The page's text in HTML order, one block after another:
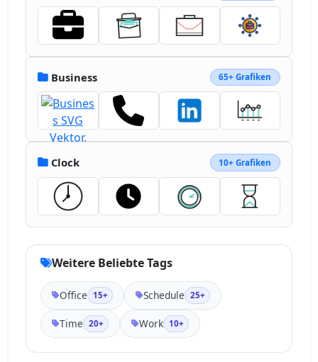
Business 65+ Grafiken
Clock 10+ Grafiken
Weitere Beliebte Tags
Office 15+ Schedule 25+
Time 20+ Work 10+